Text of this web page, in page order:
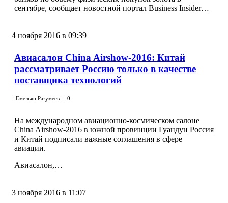
сентябре, сообщает новостной портал Business Insider…
4 ноября 2016 в 09:39
Авиасалон China Airshow-2016: Китай
рассматривает Россию только в качестве
поставщика технологий
|Емельян Разумеев | | 0
На международном авиационно-космическом салоне
China Airshow-2016 в южной провинции Гуандун Россия
и Китай подписали важные соглашения в сфере
авиации.
Авиасалон,…
3 ноября 2016 в 11:07